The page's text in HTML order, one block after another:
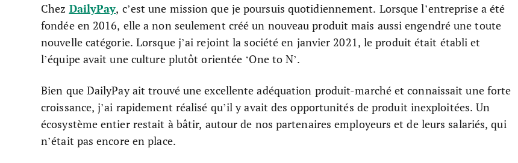
Chez DailyPay, c’est une mission que je poursuis quotidiennement. Lorsque l’entreprise a été
fondée en 2016, elle a non seulement créé un nouveau produit mais aussi engendré une toute
nouvelle catégorie. Lorsque j’ai rejoint la société en janvier 2021, le produit était établi et
l’équipe avait une culture plutôt orientée ‘One to N’.
Bien que DailyPay ait trouvé une excellente adéquation produit-marché et connaissait une forte
croissance, j’ai rapidement réalisé qu’il y avait des opportunités de produit inexploitées. Un
écosystème entier restait à bâtir, autour de nos partenaires employeurs et de leurs salariés, qui
n’était pas encore en place.